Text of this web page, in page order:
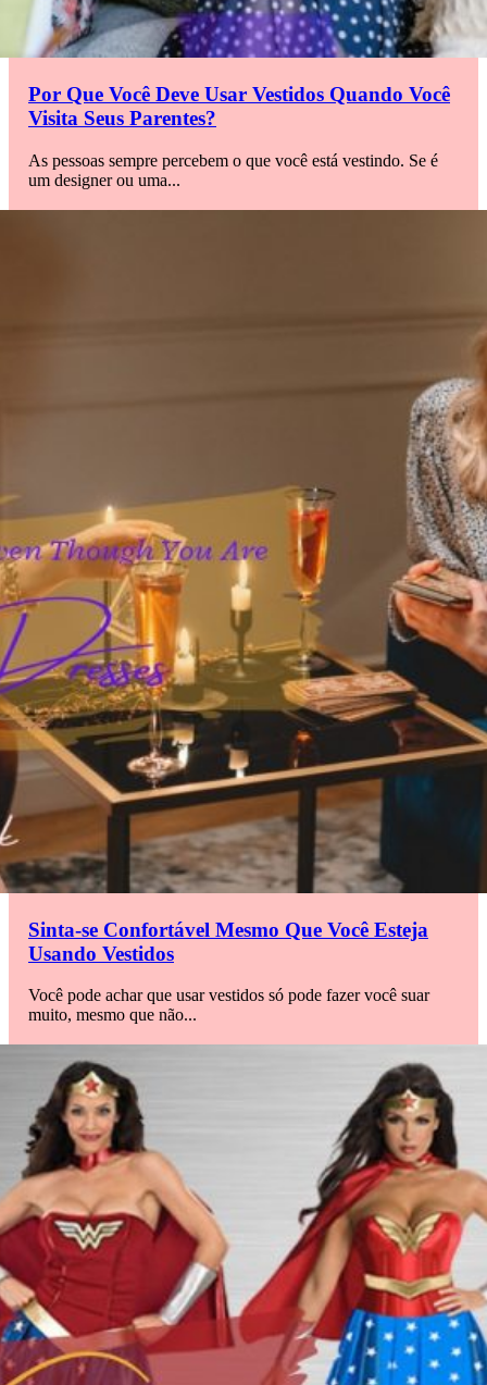
Por Que Você Deve Usar Vestidos Quando Você
Visita Seus Parentes?
As pessoas sempre percebem o que você está vestindo. Se é
um designer ou uma...
Sinta-se Confortável Mesmo Que Você Esteja
Usando Vestidos
Você pode achar que usar vestidos só pode fazer você suar
muito, mesmo que não...